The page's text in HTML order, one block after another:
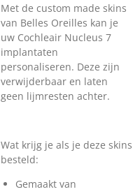
Met de custom made skins
van Belles Oreilles kan je
uw Cochleair Nucleus 7
implantaten
personaliseren. Deze zijn
verwijderbaar en laten
geen lijmresten achter.
Wat krijg je als je deze skins
besteld:
Gemaakt van